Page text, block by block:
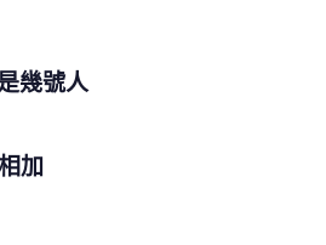
幾號人
加